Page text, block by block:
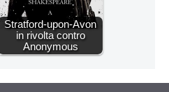
Stratford-upon-Avon
in rivolta contro
Anonymous